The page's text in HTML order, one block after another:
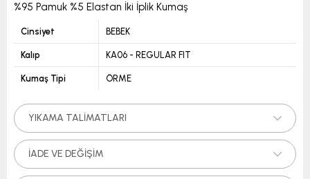
%95 Pamuk %5 Elastan İki İplik Kumaş
Cinsiyet BEBEK
Kalıp KA06 - REGULAR FIT
Kumaş Tipi ÖRME
YIKAMA TALIMATLARI
İADE VE DEĞIŞIM